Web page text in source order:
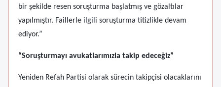
bir şekilde resen soruşturma başlatmış ve gözaltılar
yapılmıştır. Faillerle ilgili soruşturma titizlikle devam
ediyor.”
“Soruşturmayı avukatlarımızla takip edeceğiz”
Yeniden Refah Partisi olarak sürecin takipçisi olacaklarını